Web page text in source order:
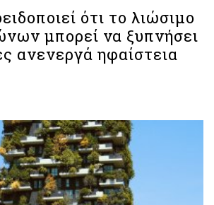
ότι το λιώσιμο
μπορεί να ξυπνήσει
ανενεργά ηφαίστεια